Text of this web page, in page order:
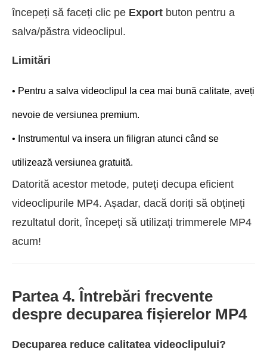
începeți să faceți clic pe Export buton pentru a
salva/păstra videoclipul.
Limitări
• Pentru a salva videoclipul la cea mai bună calitate, aveți
nevoie de versiunea premium.
• Instrumentul va insera un filigran atunci când se
utilizează versiunea gratuită.
Datorită acestor metode, puteți decupa eficient
videoclipurile MP4. Așadar, dacă doriți să obțineți
rezultatul dorit, începeți să utilizați trimmerele MP4
acum!
Partea 4. Întrebări frecvente
despre decuparea fișierelor MP4
Decuparea reduce calitatea videoclipului?